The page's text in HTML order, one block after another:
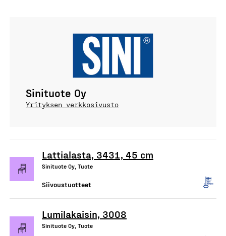
Sinituote Oy
Yrityksen verkkosivusto
Lattialasta, 3431, 45 cm
Sinituote Oy, Tuote
Siivoustuotteet
Lumilakaisin, 3008
Sinituote Oy, Tuote